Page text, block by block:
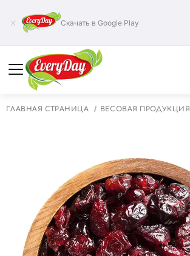
Скачать в Google Play
ГЛАВНАЯ СТРАНИЦА ВЕСОВАЯ ПРОДУКЦИЯ